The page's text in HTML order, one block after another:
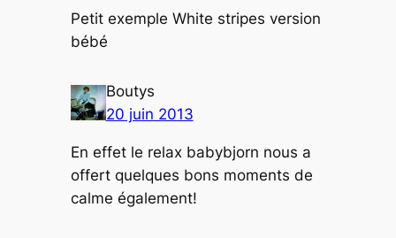
Petit exemple White stripes version
bébé
Boutys
20 juin 2013
En effet le relax babybjorn nous a
offert quelques bons moments de
calme également!